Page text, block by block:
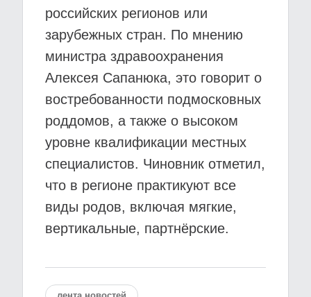
российских регионов или
зарубежных стран. По мнению
министра здравоохранения
Алексея Сапанюка, это говорит о
востребованности подмосковных
роддомов, а также о высоком
уровне квалификации местных
специалистов. Чиновник отметил,
что в регионе практикуют все
виды родов, включая мягкие,
вертикальные, партнёрские.